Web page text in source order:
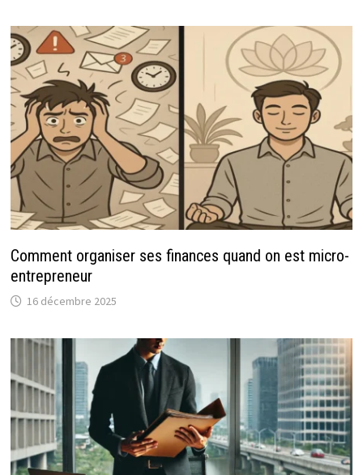
Comment organiser ses finances quand on est micro-
entrepreneur
16 décembre 2025